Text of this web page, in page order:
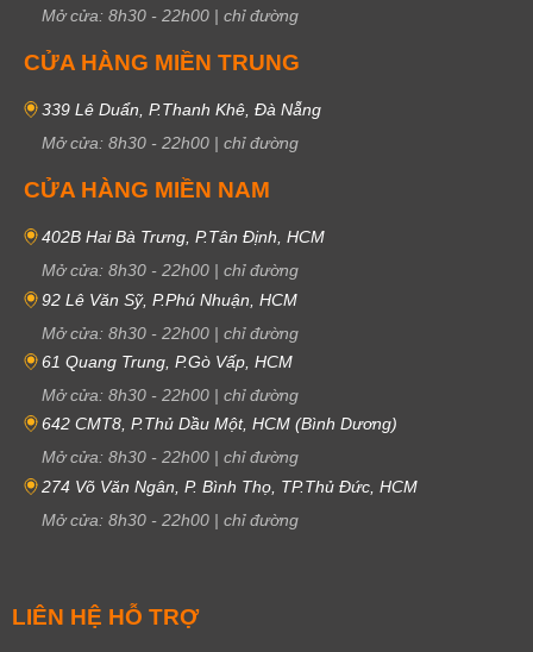
Mở cửa: 8h30 - 22h00 | chỉ đường
CỬA HÀNG MIỀN TRUNG
339 Lê Duẩn, P.Thanh Khê, Đà Nẵng
Mở cửa: 8h30 - 22h00 | chỉ đường
CỬA HÀNG MIỀN NAM
402B Hai Bà Trưng, P.Tân Định, HCM
Mở cửa: 8h30 - 22h00 | chỉ đường
92 Lê Văn Sỹ, P.Phú Nhuận, HCM
Mở cửa: 8h30 - 22h00 | chỉ đường
61 Quang Trung, P.Gò Vấp, HCM
Mở cửa: 8h30 - 22h00 | chỉ đường
642 CMT8, P.Thủ Dầu Một, HCM (Bình Dương)
Mở cửa: 8h30 - 22h00 | chỉ đường
274 Võ Văn Ngân, P. Bình Thọ, TP.Thủ Đức, HCM
Mở cửa: 8h30 - 22h00 | chỉ đường
LIÊN HỆ HỖ TRỢ